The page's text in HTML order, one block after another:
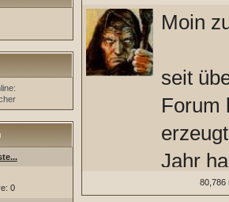
0
Moin
seit
Forum
Jahr
5
80,786